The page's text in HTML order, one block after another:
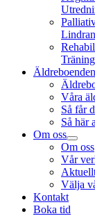
Äldreboenden
Våra
Så får
Så här
Om oss
Om oss
Vår
Välja
Kontakt
Boka tid